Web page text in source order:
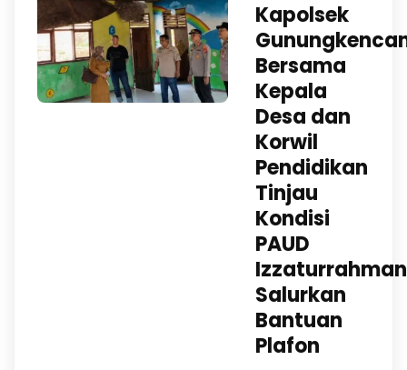
‎Kapolsek
Bersama
Kepala
Desa dan
Korwil
Pendidikan
Tinjau
Kondisi
PAUD
Salurkan
Bantuan
Plafon